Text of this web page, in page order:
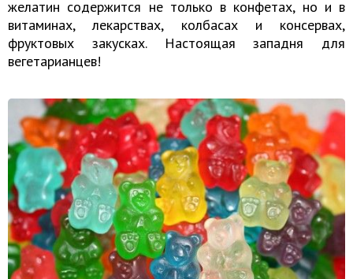
желатин содержится не только в конфетах, но и в
витаминах, лекарствах, колбасах и консервах,
фруктовых закусках. Настоящая западня для
вегетарианцев!